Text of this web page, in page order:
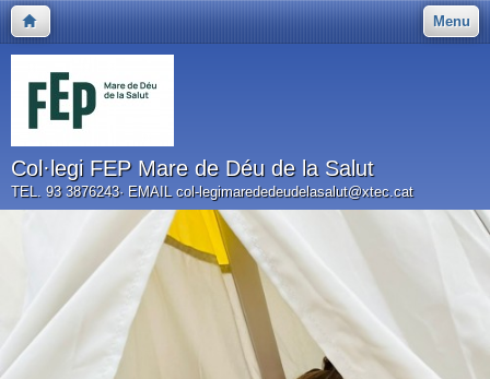
Menu
Col·legi FEP Mare de Déu de la Salut
TEL. 93 3876243· EMAIL col-legimarededeudelasalut@xtec.cat